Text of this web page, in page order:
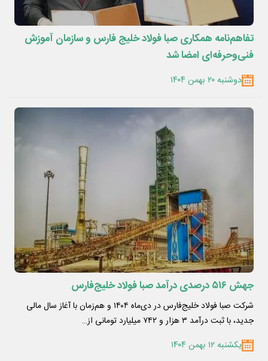
تفاهم‌نامه همکاری صبا فولاد خلیج فارس و سازمان آموزش
فنی‌وحرفه‌ای امضا شد
دوشنبه ۲۰ بهمن ۱۴۰۴
جهش ۵۱۶ درصدی درآمد صبا فولاد خلیج‌فارس
​شرکت صبا فولاد خلیج‌فارس در دی‌ماه ۱۴۰۴ و هم‌زمان با آغاز سال مالی
جدید، با ثبت درآمد ۳ هزار و ۷۴۲ میلیارد تومانی از…
یکشنبه ۱۲ بهمن ۱۴۰۴